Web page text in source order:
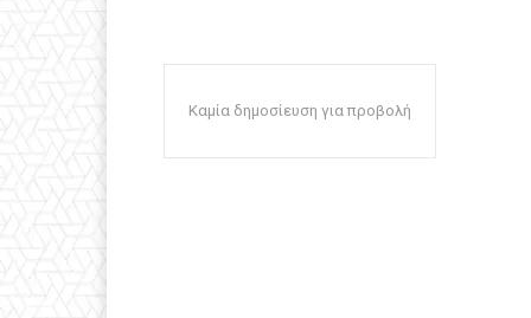
Καμία δημοσίευση για προβολή